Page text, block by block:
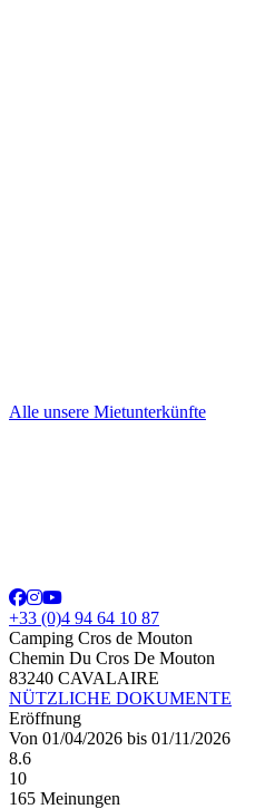
Alle unsere Mietunterkünfte
+33 (0)4 94 64 10 87
Camping Cros de Mouton
Chemin Du Cros De Mouton
83240 CAVALAIRE
NÜTZLICHE DOKUMENTE
Eröffnung
Von 01/04/2026 bis 01/11/2026
8.6
10
165 Meinungen